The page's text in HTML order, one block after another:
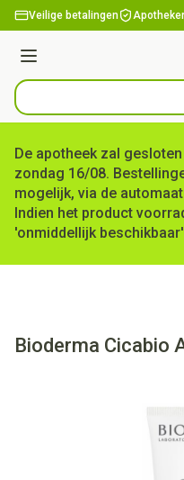
Ga naar de inhoud
Veilige betalingen
Menu
Product, merk, categorie...
De apotheek zal
zondag 16/08.
mogelijk, via de
Indien het product
'onmiddellijk
Bioderma Cicabio